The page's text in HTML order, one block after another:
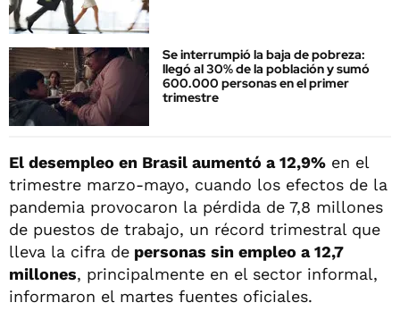
Se interrumpió la baja de pobreza:
llegó al 30% de la población y sumó
600.000 personas en el primer
trimestre
El desempleo en Brasil aumentó a 12,9% en el
trimestre marzo-mayo, cuando los efectos de la
pandemia provocaron la pérdida de 7,8 millones
de puestos de trabajo, un récord trimestral que
lleva la cifra de personas sin empleo a 12,7
millones, principalmente en el sector informal,
informaron el martes fuentes oficiales.